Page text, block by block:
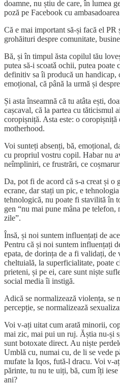
doamne, nu știu de care, în lumea
poză pe Facebook cu
Că e mai important să-și facă el PR
grohăituri despre comunitate,
Bă, și în timpul ăsta copilul tău
putea să-i scoatǎ ochii, putea poate
definitiv sa îi producă un handicap,
emoțional, că până la urmă și
Și asta înseamnă că tu atâta ești,
cașcaval, că la partea cu tăticismul
coropișniță. Asta este: o coropișniță
motherhood.
Voi sunteți absenți, bă, emoțional,
cu propriul vostru copil. Habar nu
neîmpliniri, ce frustrări, ce
Da, pot fi de acord că s-a creat și o
ecrane, dar stați un pic, e
tehnologică, nu poate fi stavilită în
gen “nu mai pune mâna pe telefon,
zile”.
Însă, și noi suntem influențați de
Pentru că și noi suntem influențați
epata, de dorința de a fi validați, de
cheltuială, la superficialitate, poate
prieteni, și pe ei, care sunt niște
social media îi instigă.
Adică se normalizează violența, se
percepție, se normalizează
Voi v-ați uitat cum arată minorii,
mai zic, mai pui un ruj. Ăștia nu-și
sunt botoxate direct. Au niște
Umblă cu, numai cu, de li se vede
mufate la Iqos, fută-l dracu. Voi v-
părinte, tu nu te uiți, bă, cum îți
ani?